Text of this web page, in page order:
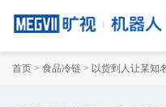
首页 > 食品冷链 > 以货到人让某知